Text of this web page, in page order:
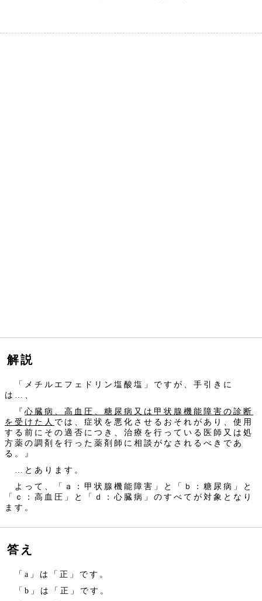
解説
「メチルエフェドリン塩酸塩」ですが、手引きに
は…、
『 心臓病、高血圧、糖尿病又は甲状腺機能障害の診断
を受けた人 では、症状を悪化させるおそれがあり、使用
する前にその適否につき、治療を行っている医師又は処
方薬の調剤を行った薬剤師に相談がなされるべきであ
る。』
…とあります。
よって、「ａ：甲状腺機能障害」と「ｂ：糖尿病」と
「ｃ：高血圧」と「ｄ：心臓病」のすべてが対象となり
ます。
答え
「a」は「正」です。
「b」は「正」です。